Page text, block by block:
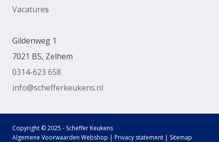
Vacatures
Gildenweg 1
7021 BS, Zelhem
0314-623 658
info@schefferkeukens.nl
Copyright © 2025 - Scheffer Keukens
Algemene Voorwaarden Webshop | Privacy statement | Sitemap